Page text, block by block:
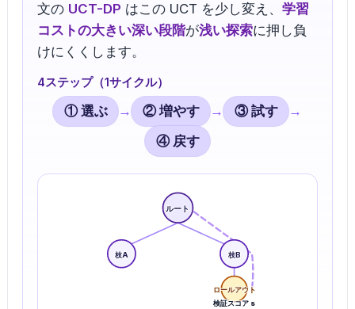
文の UCT-DP はこの UCT を少し変え、 学習
コストの大きい深い段階が浅い探索に押し負
けにくくします。
4ステップ（1サイクル）
① 選ぶ → ② 増やす → ③ 試す
→
④ 戻す
ルート
枝A 枝B
ロールアウト
検証スコア s